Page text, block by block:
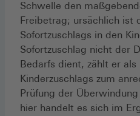
Schwelle den
Freibetrag; ursächlich ist
Sofortzuschlags in den
Sofortzuschlag nicht der
Bedarfs dient, zählt er
Kinderzuschlags zum
Prüfung der
hier handelt es sich im